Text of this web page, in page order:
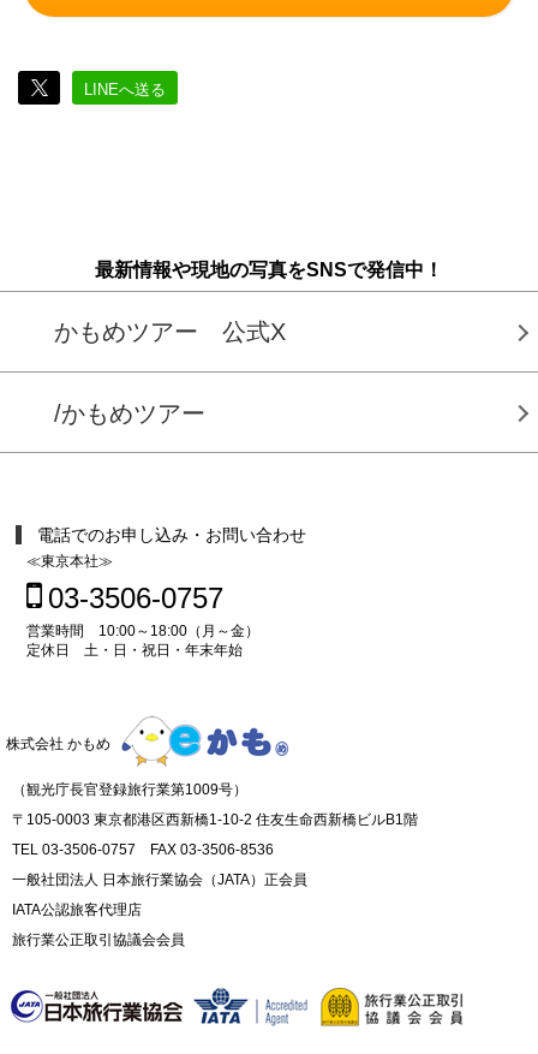
LINEへ送る
最新情報や現地の写真をSNSで発信中！
かもめツアー 公式X
/かもめツアー
電話でのお申し込み・お問い合わせ
≪東京本社≫
03-3506-0757
営業時間 10:00～18:00（月～金）
定休日 土・日・祝日・年末年始
株式会社 かもめ
（観光庁長官登録旅行業第1009号）
〒105-0003 東京都港区西新橋1-10-2 住友生命西新橋ビルB1階
TEL 03-3506-0757 FAX 03-3506-8536
一般社団法人 日本旅行業協会（JATA）正会員
IATA公認旅客代理店
旅行業公正取引協議会会員